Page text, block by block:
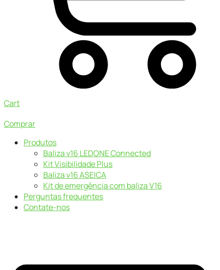
Cart
Comprar
Produtos
Baliza v16 LEDONE Connected
Kit Visibilidade Plus
Baliza v16 ASEICA
Kit de emergência com baliza V16
Perguntas frequentes
Contate-nos